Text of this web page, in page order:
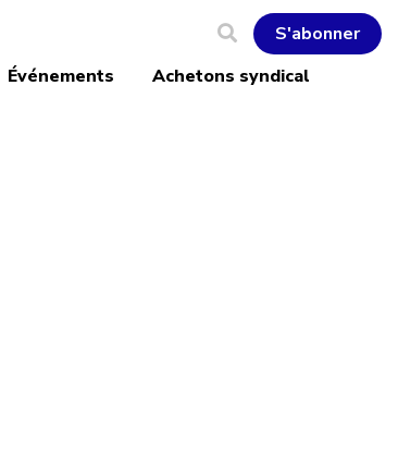
S'abonner
Événements Achetons syndical